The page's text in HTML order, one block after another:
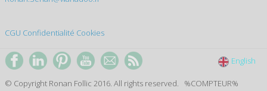
CGU Confidentialité Cookies
English
© Copyright Ronan Follic 2016. All rights reserved. %COMPTEUR%